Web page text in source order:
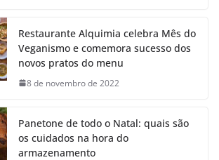
Restaurante Alquimia celebra Mês do
Veganismo e comemora sucesso dos
novos pratos do menu
8 de novembro de 2022
Panetone de todo o Natal: quais são
os cuidados na hora do
armazenamento